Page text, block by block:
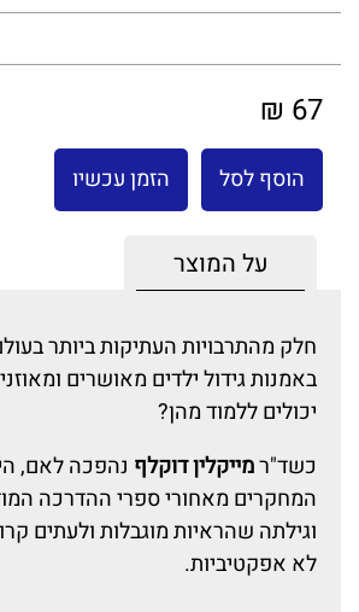
67 ₪
הוסף לסל הזמן עכשיו
על המוצר
חלק מהתרבויות העתיקות ביותר
באמנות גידול ילדים מאושרים
יכולים ללמוד מהן?
כשד"רמייקלין דוקלף נהפכה לאם,
המחקרים מאחורי ספרי ההדרכה
וגילתה שהראיות מוגבלות ולעתים
לא אפקטיביות.